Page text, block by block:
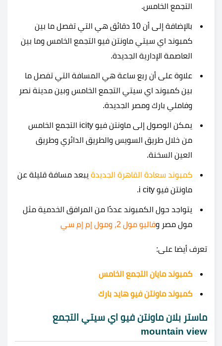
التجمع الخامس.
بالإضافة إلى أن 10 دقائق هي التي تفصل ما بين
كمبوند اي سيتي ماونتن فيو التجمع الخامس وما بين
العاصمة الإدارية الجديدة.
علاوة على أن ربع ساعة هي المسافة التي تفصل ما
بين كمبوند اي سيتي التجمع الخامس وبين مدينة نصر
وفاملي بارك ومصر الجديدة.
يمكن الوصول إلى ماونتن فيو icity التجمع الخامس
من خلال طريق السويس والطريق الدائري وطريق
العين السخنة.
كمبوند سعادة القاهرة الجديدة يبعد مسافة قليلة عن
ماونتن فيو i city.
يتواجد حول الكمبوند عددًا من المرافق الخدمية مثل
مول مصر وفاليو مول 2 ، ومول إم إم سي
تعرف أيضا على:
كمبوند مايان التجمع الخامس
كمبوند ماونتن فيو هايد بارك
ماستر بلان ماونتن فيو اي سيتي التجمع
mountain view